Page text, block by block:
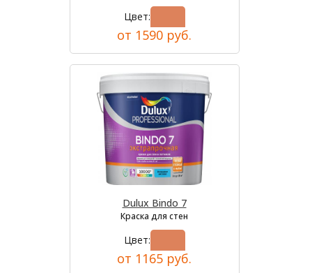
Цвет:
от 1590 руб.
Dulux Bindo 7
Краска для стен
Цвет:
от 1165 руб.